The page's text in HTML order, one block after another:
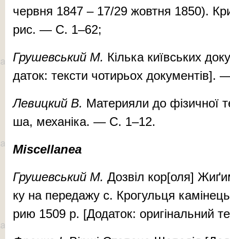
чер­вня 1847 – 17/29 жов­тня 1850).
рис. — С. 1–62;
Гру­шев­ський М. Кіль­ка ки­їв­ських
да­ток: тек­сти чотирьох до­ку­мен­тів].
Ле­виц­кий В. Ма­те­ри­я­ли до фі­­­зич­ної
ша, ме­ха­ні­ка. — С. 1–12.
Miscellanea
Гру­шев­ський М. Доз­віл кор[оля]
ку на пе­ре­да­жу с. Кро­гуль­ця
рию 1509 р. [До­­­даток: оригінальний